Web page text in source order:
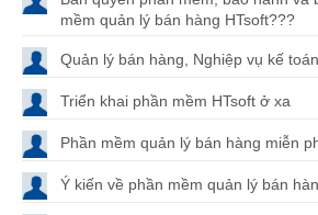
mềm quản lý bán hàng HTsoft???
Quản lý bán hàng, Nghiệp vụ kế toán
Triển khai phần mềm HTsoft ở xa
Phần mềm quản lý bán hàng miễn
Ý kiến về phần mềm quản lý bán